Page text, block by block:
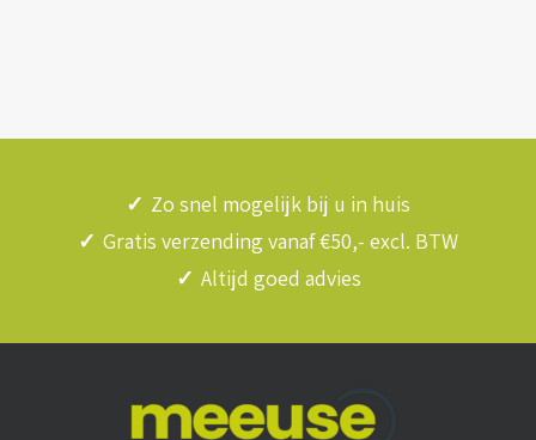
✓ Zo snel mogelijk bij u in huis
✓ Gratis verzending vanaf €50,- excl. BTW
✓ Altijd goed advies